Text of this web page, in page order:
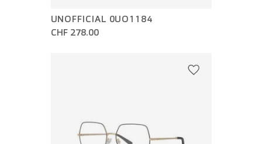
UNOFFICIAL 0UO1184
CHF 278.00